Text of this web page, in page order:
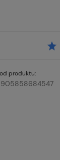
produktu: